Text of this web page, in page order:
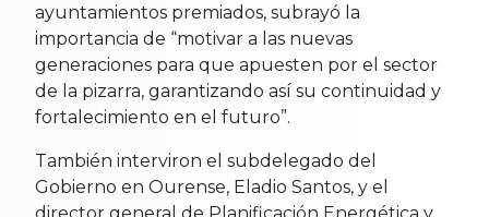
ayuntamientos premiados, subrayó la
importancia de “motivar a las nuevas
generaciones para que apuesten por el sector
de la pizarra, garantizando así su continuidad y
fortalecimiento en el futuro”.
También interviron el subdelegado del
Gobierno en Ourense, Eladio Santos, y el
director general de Planificación Energética y